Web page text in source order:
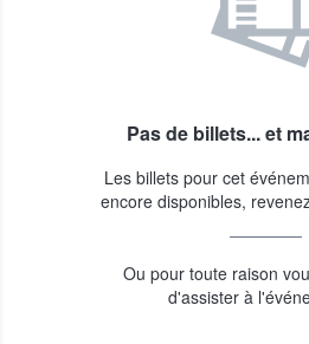
Pas de billets... et
Les billets pour cet
encore disponibles,
Ou pour toute raison
d'assister à